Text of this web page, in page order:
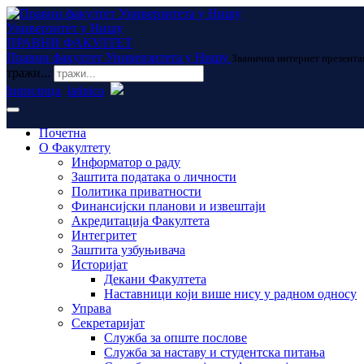
Универзитет у Нишу
ПРАВНИ ФАКУЛТЕТ
Правни факултет Универзитета у Нишу Званична интернет
тражи...
ћирилица latinica
Почетна
О Факултету
Информатор о раду
Заштита података о личности
Политика приватности
Финансијски планови и извештаји
Акредитација Факултета
Интегритет
Заштита узбуњивача
Историјат
Декани Факултета
Наставници који више нису у радном односу
Управа
Секретаријат
Служба за опште послове
Служба за наставу и студентска питања